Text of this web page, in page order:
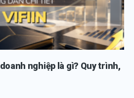
nghiệp là gì? Quy trình,